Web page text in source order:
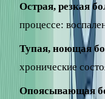
Острая, резкая
процессе:
Тупая, ноющая
хронические
Опоясывающая